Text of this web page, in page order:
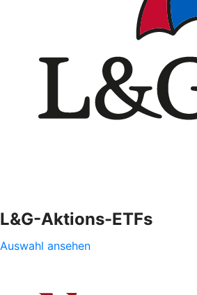
L&G-Aktions-ETFs
Auswahl ansehen